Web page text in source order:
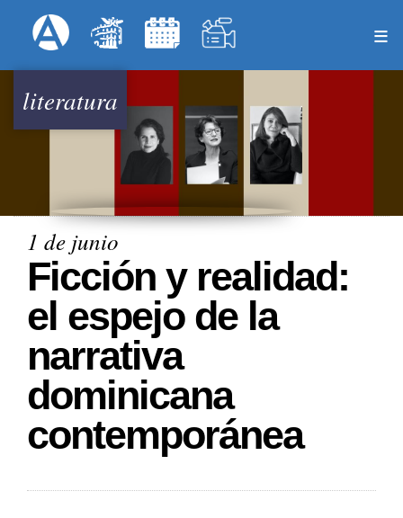
al
Menú Superior
literatura
1 de junio
Ficción y realidad:
el espejo de la
narrativa
dominicana
contemporánea